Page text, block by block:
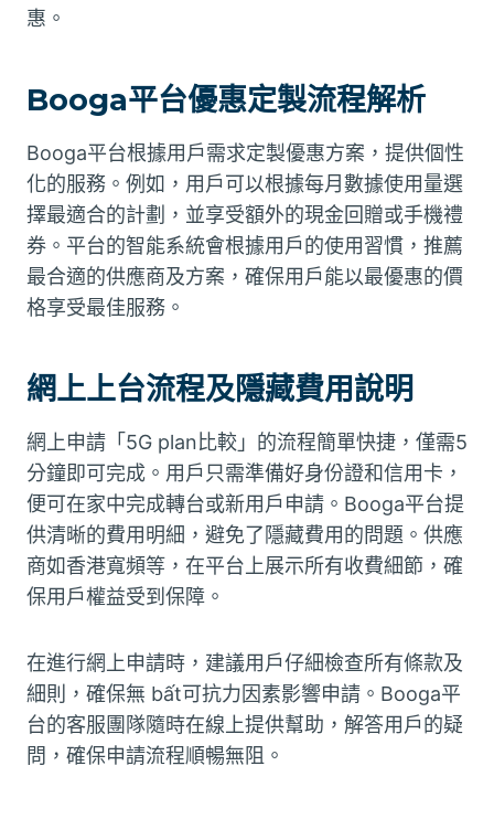
惠。
Booga平台優惠定製流程解析
Booga平台根據用戶需求定製優惠方案，提供個性
化的服務。例如，用戶可以根據每月數據使用量選
擇最適合的計劃，並享受額外的現金回贈或手機禮
券。平台的智能系統會根據用戶的使用習慣，推薦
最合適的供應商及方案，確保用戶能以最優惠的價
格享受最佳服務。
網上上台流程及隱藏費用說明
網上申請「5G plan比較」的流程簡單快捷，僅需5
分鐘即可完成。用戶只需準備好身份證和信用卡，
便可在家中完成轉台或新用戶申請。Booga平台提
供清晰的費用明細，避免了隱藏費用的問題。供應
商如香港寬頻等，在平台上展示所有收費細節，確
保用戶權益受到保障。
在進行網上申請時，建議用戶仔細檢查所有條款及
細則，確保無 bất可抗力因素影響申請。Booga平
台的客服團隊隨時在線上提供幫助，解答用戶的疑
問，確保申請流程順暢無阻。